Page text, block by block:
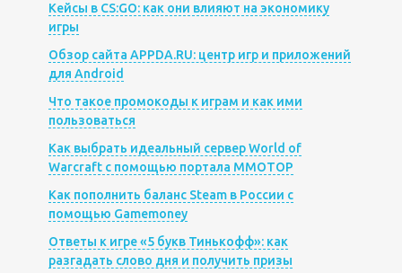
Кейсы в CS:GO: как они влияют на экономику
игры
Обзор сайта APPDA.RU: центр игр и приложений
для Android
Что такое промокоды к играм и как ими
пользоваться
Как выбрать идеальный сервер World of
Warcraft с помощью портала MMOTOP
Как пополнить баланс Steam в России с
помощью Gamemoney
Ответы к игре «5 букв Тинькофф»: как
разгадать слово дня и получить призы